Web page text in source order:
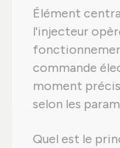
Élément
l'injecteur
commande
moment
selon les
Quel est le